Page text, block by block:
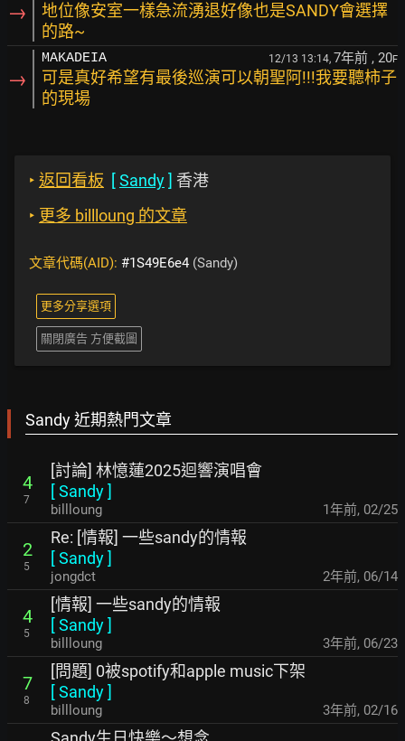
→
地位像安室一樣急流湧退好像也是SANDY會選擇
的路~
→
MAKADEIA 12/13 13:14, 7年前 , 20F
可是真好希望有最後巡演可以朝聖阿!!!我要聽柿子
的現場
‣ 返回看板 [Sandy] 香港
‣ 更多 billloung 的文章
文章代碼(AID): #1S49E6e4 (Sandy)
更多分享選項
關閉廣告 方便截圖
Sandy 近期熱門文章
4
7
[討論] 林憶蓮2025迴響演唱會
[Sandy]
billloung 1年前, 02/25
2
5
Re: [情報] 一些sandy的情報
[Sandy]
jongdct 2年前, 06/14
4
5
[情報] 一些sandy的情報
[Sandy]
billloung 3年前, 06/23
7
8
[問題] 0被spotify和apple music下架
[Sandy]
billloung 3年前, 02/16